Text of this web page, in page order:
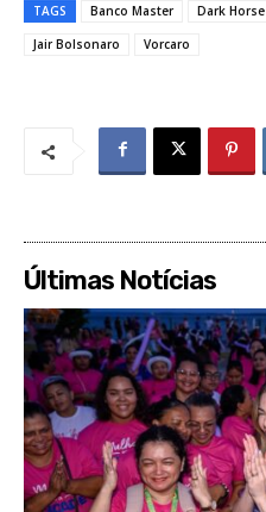
TAGS Banco Master Dark Horse
Jair Bolsonaro
Vorcaro
Últimas Notícias